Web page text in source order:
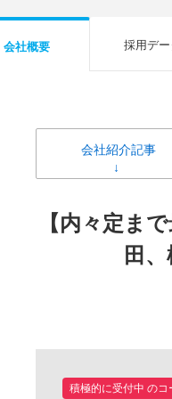
会社概要 採用デー
会社紹介記事
【内々定ま
田
積極的に受付中 のコ